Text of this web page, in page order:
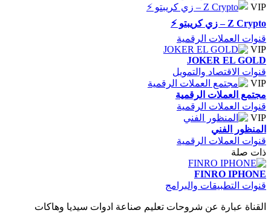
VIP
Z Crypto – زي كريبتو ⚡️
قنوات العملات الرقمية
VIP
JOKER EL GOLD
قنوات الاقتصاد والتمويل
VIP
مجتمع العملات الرقمية
قنوات العملات الرقمية
VIP
المنظور الفني
قنوات العملات الرقمية
ذات صلة
FINRO IPHONE
قنوات التطبيقات والبرامج
القناة عبارة عن شروحات تعليم صناعة ادوات سيديا وهاكات